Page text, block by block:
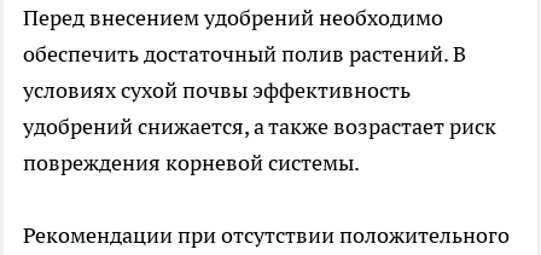
Перед внесением удобрений необходимо
обеспечить достаточный полив растений. В
условиях сухой почвы эффективность
удобрений снижается, а также возрастает риск
повреждения корневой системы.
Рекомендации при отсутствии положительного